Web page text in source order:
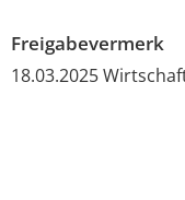
Freigabevermerk
18.03.2025